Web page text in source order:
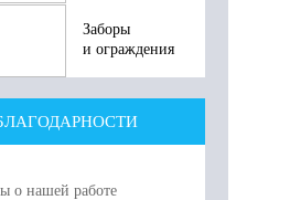
Заборы
и ограждения
о нашей работе